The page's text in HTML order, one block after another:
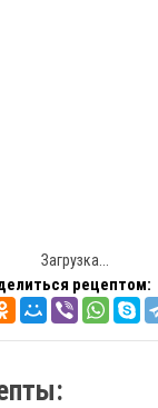
Загрузка...
рецептом: